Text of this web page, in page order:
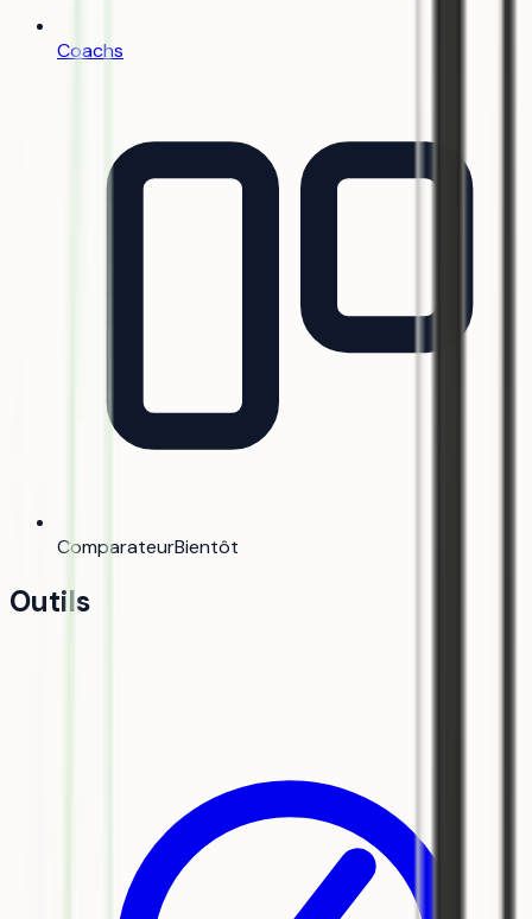
Coachs
ComparateurBientôt
Outils